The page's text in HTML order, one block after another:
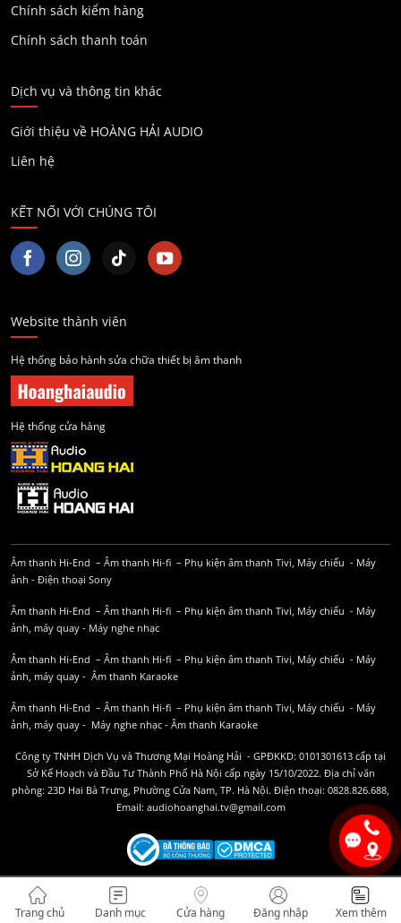
Chính sách kiểm hàng
Chính sách thanh toán
Dịch vụ và thông tin khác
Giới thiệu về HOÀNG HẢI AUDIO
Liên hệ
KẾT NỐI VỚI CHÚNG TÔI
Website thành viên
Hệ thống bảo hành sửa chữa thiết bị âm thanh
Hệ thống cửa hàng
Âm thanh Hi-End – Âm thanh Hi-fi – Phụ kiện âm thanh Tivi, Máy chiếu - Máy
ảnh - Điện thoại Sony
Âm thanh Hi-End – Âm thanh Hi-fi – Phụ kiện âm thanh Tivi, Máy chiếu - Máy
ảnh, máy quay - Máy nghe nhạc
Âm thanh Hi-End – Âm thanh Hi-fi – Phụ kiện âm thanh Tivi, Máy chiếu - Máy
ảnh, máy quay - Âm thanh Karaoke
Âm thanh Hi-End – Âm thanh Hi-fi – Phụ kiện âm thanh Tivi, Máy chiếu - Máy
ảnh, máy quay - Máy nghe nhạc - Âm thanh Karaoke
Công ty TNHH Dịch Vụ và Thương Mại Hoàng Hải - GPĐKKD: 0101301613 cấp tại
Sở Kế Hoạch và Đầu Tư Thành Phố Hà Nội cấp ngày 15/10/2022. Địa chỉ văn
phòng: 23D Hai Bà Trưng, Phường Cửa Nam, TP. Hà Nội. Điện thoại: 0828.826.688,
Email: audiohoanghai.tv@gmail.com
Trang chủ Danh mục Cửa hàng Đăng nhập Xem thêm